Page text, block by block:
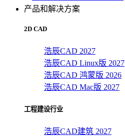
产品和解决方案
2D CAD
浩辰CAD 2027
浩辰CAD Linux版 2027
浩辰CAD 鸿蒙版 2026
浩辰CAD Mac版 2027
工程建设行业
浩辰CAD建筑 2027